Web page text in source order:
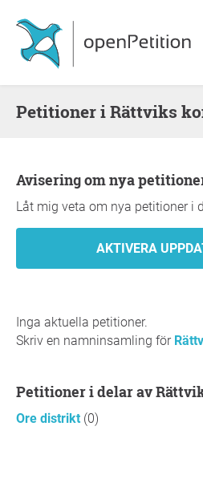
Petitioner i Rättviks
Avisering om nya
Låt mig veta om nya petitioner i
Inga aktuella petitioner.
Skriv en namninsamling för
Petitioner i delar av
Ore distrikt (0)